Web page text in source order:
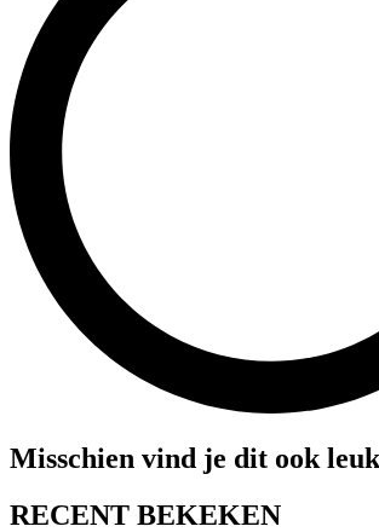
Misschien vind je dit ook leuk
RECENT BEKEKEN